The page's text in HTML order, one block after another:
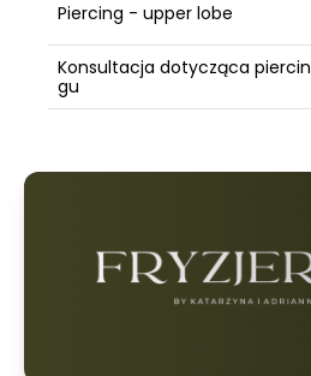
Piercing - upper lobe
Konsultacja dotycząca piercin
gu